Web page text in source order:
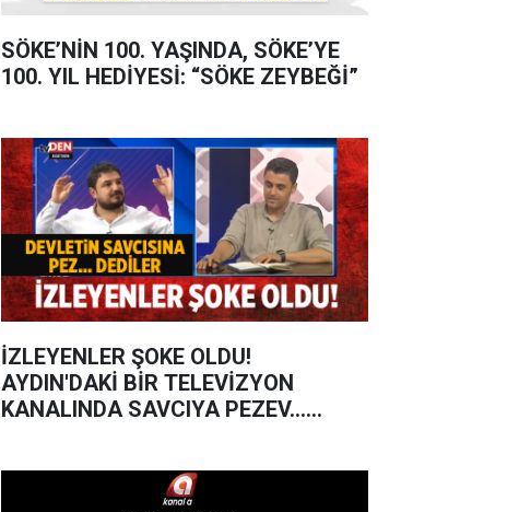
SÖKE’NİN 100. YAŞINDA, SÖKE’YE
100. YIL HEDİYESİ: “SÖKE ZEYBEĞİ”
İZLEYENLER ŞOKE OLDU!
AYDIN'DAKİ BİR TELEVİZYON
KANALINDA SAVCIYA PEZEV...